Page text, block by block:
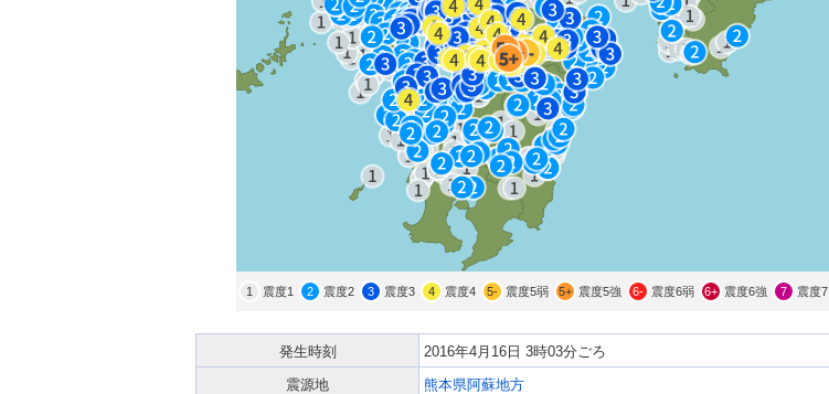
1 震度1 2 震度2 3 震度3 4 震度4 5- 震度5弱 5+ 震度5強 6- 震度6弱 6+ 震度6強 7 震度7
発生時刻
2016年4月16日 3時03分ごろ
震源地
熊本県阿蘇地方